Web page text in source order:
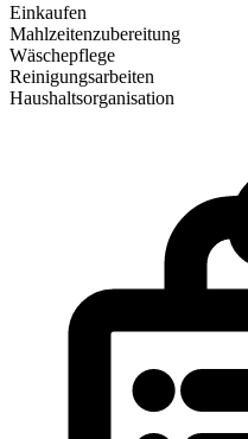
Einkaufen
Mahlzeitenzubereitung
Wäschepflege
Reinigungsarbeiten
Haushaltsorganisation